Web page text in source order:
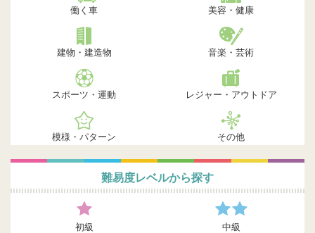
働く車 美容・健康
建物・建造物 音楽・芸術
スポーツ・運動 レジャー・アウトドア
模様・パターン その他
難易度レベルから探す
初級 中級